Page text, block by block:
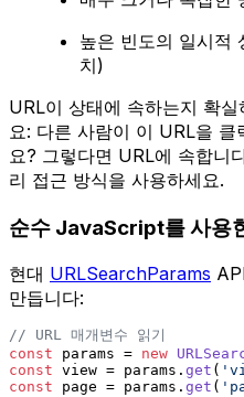
높은 빈도의 일시적
치)
URL이 상태에 속하는지 확
요: 다른 사람이 이 URL을
요? 그렇다면 URL에 속합니
리 접근 방식을 사용하세요.
순수 JavaScript를 사용
현대 URLSearchParams
만듭니다:
// URL 매개변수 읽기
const params = new
const view = params. get (
const page = params. get (